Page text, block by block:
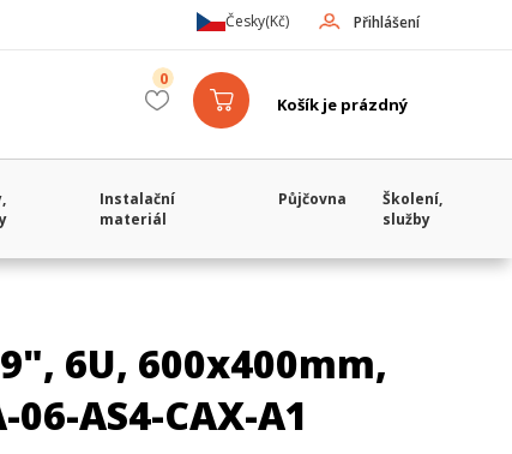
Přihlášení
Česky(Kč)
Košík je prázdný
0
Instalační
materiál
Půjčovna
Školení,
služby
6U, 600x400mm,
AS4-CAX-A1